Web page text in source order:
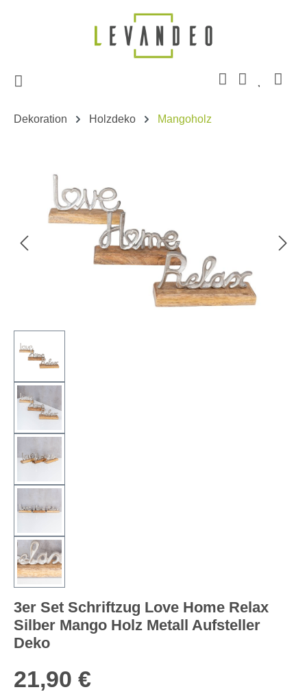
Zum Hauptinhalt springen
Dekoration Holzdeko Mangoholz
Bildergalerie überspringen
3er Set Schriftzug Love Home Relax
Silber Mango Holz Metall Aufsteller
Deko
21,90 €